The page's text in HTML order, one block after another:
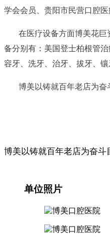
学会会员、贵阳市民营口腔
在医疗设备方面博美花
备分别有：美国登士柏根管
容牙、洗牙、治牙、拔牙、镶
博美以铸就百年老店为
博美以铸就百年老店为奋斗
单位照片